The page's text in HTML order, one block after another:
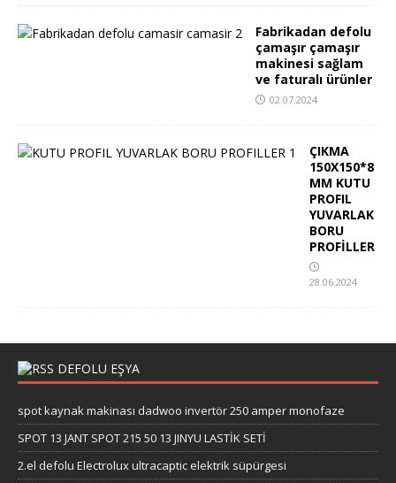
Fabrikadan defolu
çamaşır çamaşır
makinesi sağlam
ve faturalı ürünler
02.07.2024
ÇIKMA
150X150*8
MM KUTU
PROFIL
YUVARLAK
BORU
PROFİLLER
28.06.2024
DEFOLU EŞYA
spot kaynak makinası dadwoo invertör 250 amper monofaze
SPOT 13 JANT SPOT 215 50 13 JINYU LASTİK SETİ
2.el defolu Electrolux ultracaptic elektrik süpürgesi